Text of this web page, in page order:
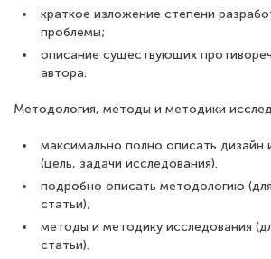
краткое изложение степени
проблемы;
описание существующих
автора.
Методология, методы и методики
максимально полно описать дизайн
(цель, задачи исследования).
подробно описать методологию
статьи);
методы и методику исследования
статьи).